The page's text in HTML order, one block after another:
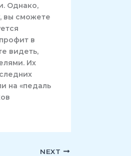
Однако,
вы сможете
в
видеть,
Их
на «педаль
NEXT